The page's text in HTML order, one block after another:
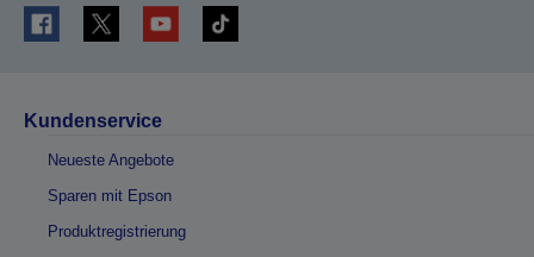
Kundenservice
Neueste Angebote
Sparen mit Epson
Produktregistrierung